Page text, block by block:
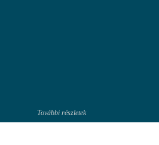
További részletek